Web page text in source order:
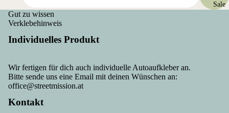
Sale
Gut zu wissen
Verklebehinweis
Individuelles Produkt
Wir fertigen für dich auch individuelle Autoaufkleber an.
Bitte sende uns eine Email mit deinen Wünschen an:
office@streetmission.at
Kontakt